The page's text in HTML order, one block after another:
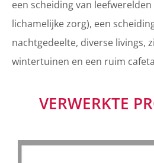
een scheiding van
lichamelijke zorg), een
nachtgedeelte, diverse livings,
wintertuinen en een ruim
VERWERKTE